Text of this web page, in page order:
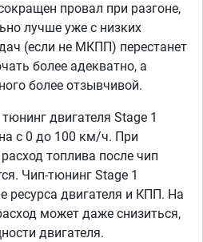
провал при разгоне,
лучше уже с низких
(если не МКПП) перестанет
более адекватно, а
более отзывчивой.
двигателя Stage 1
с 0 до 100 км/ч. При
топлива после чип
Чип-тюнинг Stage 1
ресурса двигателя и КПП. На
может даже снизиться,
двигателя.